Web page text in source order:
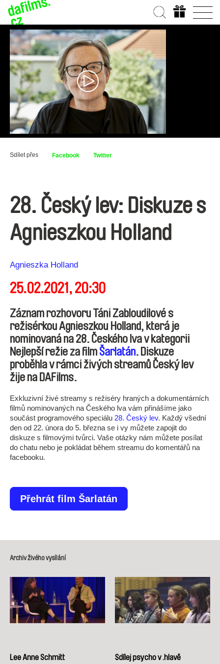
Sdílet přes Facebook Twitter
28. Český lev: Diskuze s
Agnieszkou Holland
Režie
Agnieszka Holland
25.02.2021, 20:30
Záznam rozhovoru Táni Zabloudilové s
režisérkou Agnieszkou Holland, která je
nominovaná na 28. Českého lva v kategorii
Nejlepší režie za film Šarlatán. Diskuze
proběhla v rámci živých streamů Český lev
žije na DAFilms.
Exkluzivní živé streamy s režiséry hraných a dokumentárních
filmů nominovaných na Českého lva vám přinášíme jako
součást programového speciálu 28. Český lev. Každý všední
den od 22. února do 5. března se i vy můžete zapojit do
diskuze s filmovými tvůrci. Vaše otázky nám můžete posílat
do chatu nebo je pokládat během streamu do komentářů na
facebooku.
Přehrát film Šarlatán
Archiv živého vysílání
Lee Anne Schmitt Sdílej psycho v .hlavě